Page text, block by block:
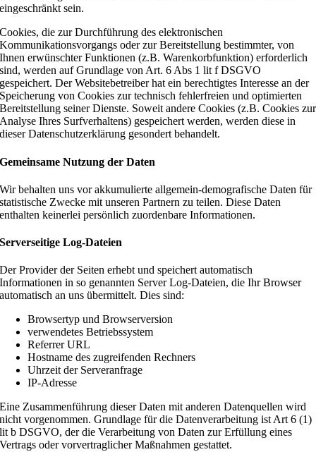
eingeschränkt sein.
Cookies, die zur Durchführung des elektronischen
Kommunikationsvorgangs oder zur Bereitstellung bestimmter, von
Ihnen erwünschter Funktionen (z.B. Warenkorbfunktion) erforderlich
sind, werden auf Grundlage von Art. 6 Abs 1 lit f DSGVO
gespeichert. Der Websitebetreiber hat ein berechtigtes Interesse an der
Speicherung von Cookies zur technisch fehlerfreien und optimierten
Bereitstellung seiner Dienste. Soweit andere Cookies (z.B. Cookies zur
Analyse Ihres Surfverhaltens) gespeichert werden, werden diese in
dieser Datenschutzerklärung gesondert behandelt.
Gemeinsame Nutzung der Daten
Wir behalten uns vor akkumulierte allgemein-demografische Daten für
statistische Zwecke mit unseren Partnern zu teilen. Diese Daten
enthalten keinerlei persönlich zuordenbare Informationen.
Serverseitige Log-Dateien
Der Provider der Seiten erhebt und speichert automatisch
Informationen in so genannten Server Log-Dateien, die Ihr Browser
automatisch an uns übermittelt. Dies sind:
Browsertyp und Browserversion
verwendetes Betriebssystem
Referrer URL
Hostname des zugreifenden Rechners
Uhrzeit der Serveranfrage
IP-Adresse
Eine Zusammenführung dieser Daten mit anderen Datenquellen wird
nicht vorgenommen. Grundlage für die Datenverarbeitung ist Art 6 (1)
lit b DSGVO, der die Verarbeitung von Daten zur Erfüllung eines
Vertrags oder vorvertraglicher Maßnahmen gestattet.